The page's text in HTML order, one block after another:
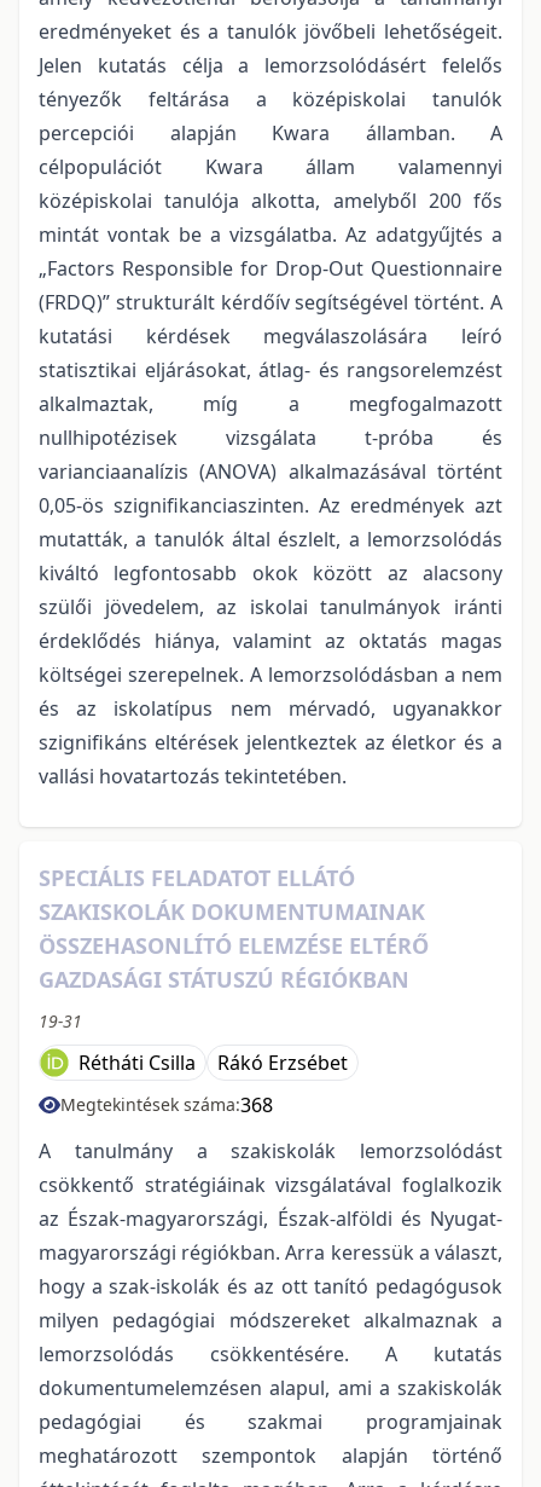
eredményeket és a tanulók jövőbeli lehetőségeit.
Jelen kutatás célja a lemorzsolódásért felelős
tényezők feltárása a középiskolai tanulók
percepciói alapján Kwara államban. A
célpopulációt Kwara állam valamennyi
középiskolai tanulója alkotta, amelyből 200 fős
mintát vontak be a vizsgálatba. Az adatgyűjtés a
„Factors Responsible for Drop-Out Questionnaire
(FRDQ)” strukturált kérdőív segítségével történt. A
kutatási kérdések megválaszolására leíró
statisztikai eljárásokat, átlag- és rangsorelemzést
alkalmaztak, míg a megfogalmazott
nullhipotézisek vizsgálata t-próba és
varianciaanalízis (ANOVA) alkalmazásával történt
0,05-ös szignifikanciaszinten. Az eredmények azt
mutatták, a tanulók által észlelt, a lemorzsolódás
kiváltó legfontosabb okok között az alacsony
szülői jövedelem, az iskolai tanulmányok iránti
érdeklődés hiánya, valamint az oktatás magas
költségei szerepelnek. A lemorzsolódásban a nem
és az iskolatípus nem mérvadó, ugyanakkor
szignifikáns eltérések jelentkeztek az életkor és a
vallási hovatartozás tekintetében.
SPECIÁLIS FELADATOT ELLÁTÓ
SZAKISKOLÁK DOKUMENTUMAINAK
ÖSSZEHASONLÍTÓ ELEMZÉSE ELTÉRŐ
GAZDASÁGI STÁTUSZÚ RÉGIÓKBAN
19-31
Rétháti Csilla Rákó Erzsébet
Megtekintések száma:368
A tanulmány a szakiskolák lemorzsolódást
csökkentő stratégiáinak vizsgálatával foglalkozik
az Észak-magyarországi, Észak-alföldi és Nyugat-
magyarországi régiókban. Arra keressük a választ,
hogy a szak-iskolák és az ott tanító pedagógusok
milyen pedagógiai módszereket alkalmaznak a
lemorzsolódás csökkentésére. A kutatás
dokumentumelemzésen alapul, ami a szakiskolák
pedagógiai és szakmai programjainak
meghatározott szempontok alapján történő